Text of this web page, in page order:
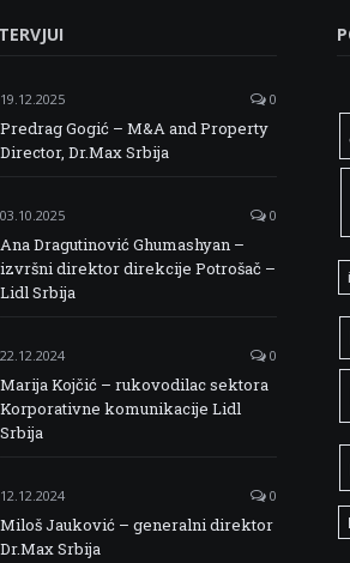
19.12.2025 0
Predrag Gogić – M&A and Property
Director, Dr.Max Srbija
03.10.2025 0
Ana Dragutinović Ghumashyan –
izvršni direktor direkcije Potrošač –
Lidl Srbija
22.12.2024 0
Marija Kojčić – rukovodilac sektora
Korporativne komunikacije Lidl
Srbija
12.12.2024 0
Miloš Jauković – generalni direktor
Dr.Max Srbija